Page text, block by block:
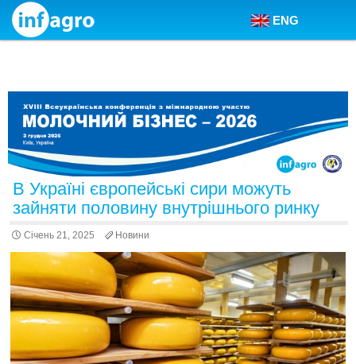
Skip to content
ENG
В Україні європейські сири можуть
зайняти половину внутрішнього ринку
Січень 21, 2025 Новини